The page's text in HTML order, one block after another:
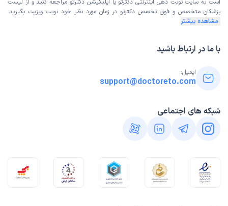
است به سایت نوبت دهی اینترنتی دکترتو یا اپلیکیشن دکترتو مراجعه کنید و از لیست
پزشکان متخصص و فوق تخصص دکترتو در زمان مورد نظر خود نوبت ویزیت بگیرید.
مشاهده بیشتر
با ما در ارتباط باشید
ایمیل:
support@doctoreto.com
شبکه های اجتماعی